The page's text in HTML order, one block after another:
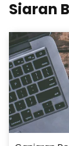
Siaran